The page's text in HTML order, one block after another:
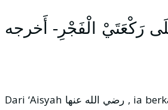
رَكْعَتَيْ الْفَجْرِ- أَخرجه
Dari ‘Aisyah رضي الله عنها , ia berkata, “Nabi ﷺ tidak melakukan satu pun shalat Sunnah yang dilakukan secara terus-menerus melebihi dua rakaat (shalat Rawatib)